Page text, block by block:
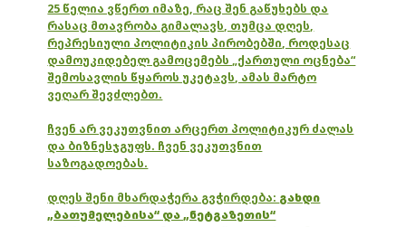
25 წელია ვწერთ იმაზე, რაც შენ გაწუხებს და
რასაც მთავრობა გიმალავს, თუმცა დღეს,
რეპრესიული პოლიტიკის პირობებში, როდესაც
დამოუკიდებელ გამოცემებს „ქართული ოცნება“
შემოსავლის წყაროს უკეტავს, ამას მარტო
ვეღარ შევძლებთ.
ჩვენ არ ვეკუთვნით არცერთ პოლიტიკურ ძალას
და ბიზნესჯგუფს. ჩვენ ვეკუთვნით
საზოგადოებას.
დღეს შენი მხარდაჭერა გვჭირდება: გახდი
„ბათუმელებისა“ და „ნეტგაზეთის“